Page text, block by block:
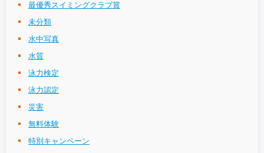
最優秀スイミングクラブ賞
未分類
水中写真
水質
泳力検定
泳力認定
災害
無料体験
特別キャンペーン